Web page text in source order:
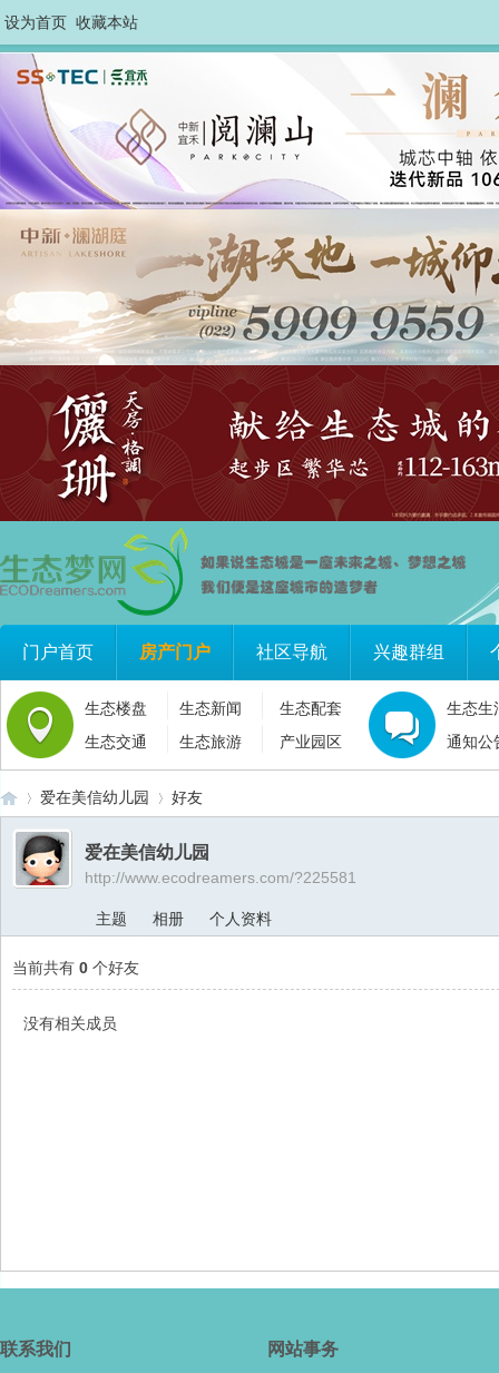
设为首页 收藏本站
门户首页 房产门户 社区导航 兴趣群组
生态楼盘 生态新闻
生态配套
生态交通
生态旅游 产业园区
生态生
通知公
梦
›
爱在美信幼儿园 好友
爱在美信幼儿园
http://www.ecodreamers.com/?225581
主题 相册 个人资料
当前共有 0 个好友
没有相关成员
联系我们 网站事务